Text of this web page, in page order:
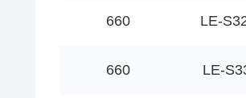
660 LE-
660 LE-